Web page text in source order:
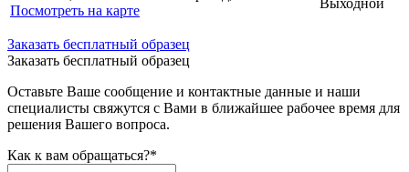
Посмотреть на карте
Выходной
Заказать бесплатный образец
Заказать бесплатный образец
Оставьте Ваше сообщение и контактные данные и наши
специалисты свяжутся с Вами в ближайшее рабочее время для
решения Вашего вопроса.
Как к вам обращаться?*